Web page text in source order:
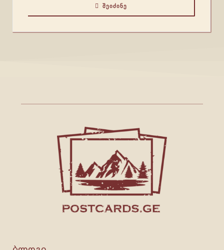
ᲨᲔᲘᲫᲘᲜᲔ